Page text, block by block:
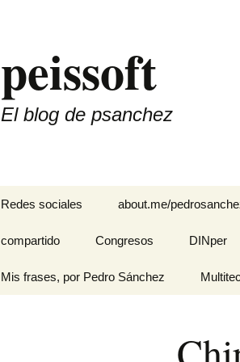
peissoft
El blog de psanchez
Redes sociales
Divulgando Ciencia y
about.me/
compartido
El hotel de los cuentos
Congresos DINper
HADA
Interfaz
Mis frases, por Pedro Sánchez
FDD